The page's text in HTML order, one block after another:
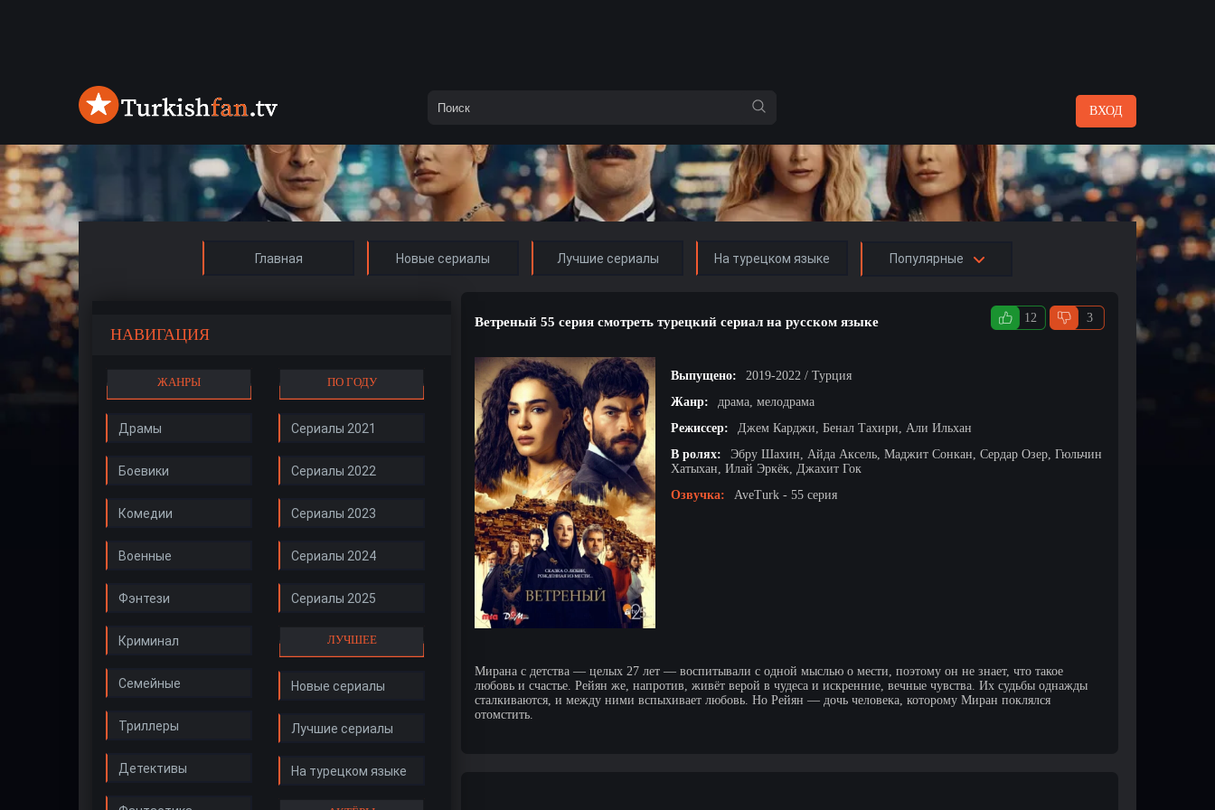
ВХОД
Главная Новые сериалы Лучшие сериалы На турецком языке Популярные
НАВИГАЦИЯ
ЖАНРЫ
Драмы
Боевики
Комедии
Военные
Фэнтези
Криминал
Семейные
Триллеры
Детективы
ПО ГОДУ
Сериалы 2021
Сериалы 2022
Сериалы 2023
Сериалы 2024
Сериалы 2025
ЛУЧШЕЕ
Новые сериалы
Лучшие сериалы
На турецком языке
Ветреный 55 серия смотреть турецкий сериал на русском языке 12 3
Выпущено:
2019-2022 / Турция
Жанр:
драма, мелодрама
Режиссер:
Джем Карджи, Бенал Тахири, Али Ильхан
В ролях:
Эбру Шахин, Айда Аксель, Маджит Сонкан, Сердар Озер, Гюльчин
Хатыхан, Илай Эркёк, Джахит Гок
Озвучка:
AveTurk - 55 серия
Мирана с детства — целых 27 лет — воспитывали с одной мыслью о мести, поэтому он не знает, что такое
любовь и счастье. Рейян же, напротив, живёт верой в чудеса и искренние, вечные чувства. Их судьбы однажды
сталкиваются, и между ними вспыхивает любовь. Но Рейян — дочь человека, которому Миран поклялся
отомстить.